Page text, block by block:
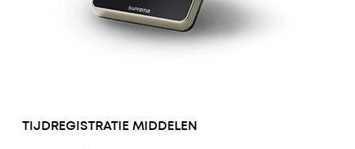
TIJDREGISTRATIE MIDDELEN